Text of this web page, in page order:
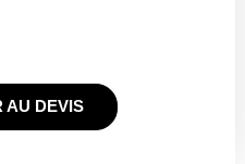
AU DEVIS